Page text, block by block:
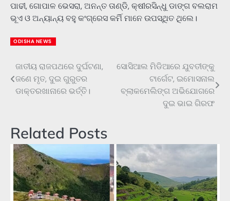
ପାଢୀ, ଗୋପାଳ ଭେସରା, ଅନନ୍ତ ତାଣ୍ଡି, କ୍ଷୀରସିନ୍ଧୁ ଡାଙ୍ଗ ବଲରାମ
ଭୂଏ ଓ ଅନ୍ୟାନ୍ୟ ବହୁ କଂଗ୍ରେସ କର୍ମି ମାନେ ଉପସ୍ଥିତ ଥିଲେ।
ODISHA NEWS
Post
navigation
ଜାତୀୟ ରାଜପଥରେ ଦୁର୍ଘଟଣା,
ଜଣେ ମୃତ, ଦୁଇ ଗୁରୁତର
ଡାକ୍ତରଖାନାରେ ଭର୍ତ୍ତି।
ସୋସିଆଲ ମିଡିଆରେ ଯୁବତୀଙ୍କୁ
ଟାର୍ଗେଟ, ଇମୋସନାଲ
ବ୍ଲାକମେଲିଙ୍ଗ ଅଭିଯୋଗରେ
ଦୁଇ ଭାଇ ଗିରଫ
Related Posts